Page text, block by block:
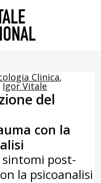
Clinica,
Igor Vitale
del
con la
post-
la psicoanalisi